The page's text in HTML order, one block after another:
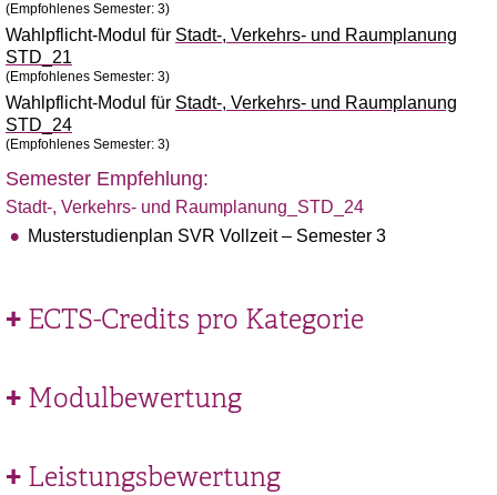
(Empfohlenes Semester: 3)
Wahlpflicht-Modul für Stadt-, Verkehrs- und Raumplanung
STD_21
(Empfohlenes Semester: 3)
Wahlpflicht-Modul für Stadt-, Verkehrs- und Raumplanung
STD_24
(Empfohlenes Semester: 3)
Semester Empfehlung:
Stadt-, Verkehrs- und Raumplanung_STD_24
Musterstudienplan SVR Vollzeit – Semester 3
ECTS-Credits pro Kategorie
Modulbewertung
Leistungsbewertung